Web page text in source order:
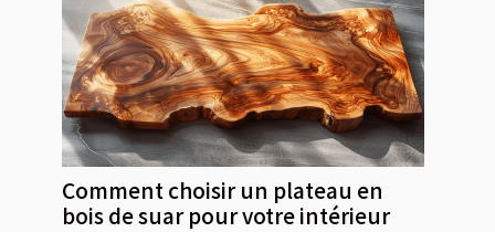
Comment choisir un plateau en
bois de suar pour votre intérieur